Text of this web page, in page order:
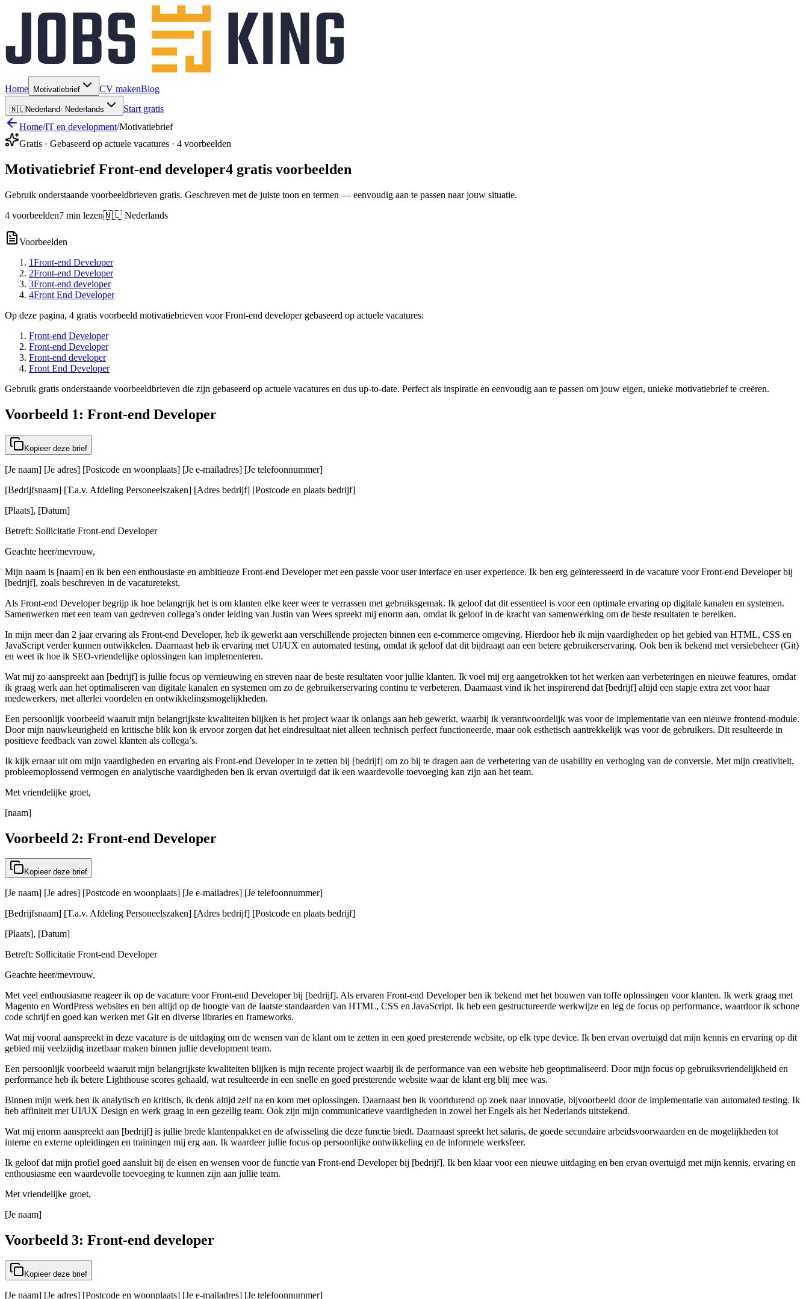
Home Motivatiebrief CV makenBlog
🇳🇱Nederland· Nederlands
Start gratis
Home/IT en development/Motivatiebrief
Gratis · Gebaseerd op actuele vacatures · 4 voorbeelden
Motivatiebrief Front-end developer4 gratis voorbeelden
Gebruik onderstaande voorbeeldbrieven gratis. Geschreven met de juiste toon en termen — eenvoudig aan te passen naar jouw situatie.
4 voorbeelden7 min lezen🇳🇱 Nederlands
Voorbeelden
1Front-end Developer
2Front-end Developer
3Front-end developer
4Front End Developer
Op deze pagina, 4 gratis voorbeeld motivatiebrieven voor Front-end developer gebaseerd op actuele vacatures:
Front-end Developer
Front-end Developer
Front-end developer
Front End Developer
Gebruik gratis onderstaande voorbeeldbrieven die zijn gebaseerd op actuele vacatures en dus up-to-date. Perfect als inspiratie en eenvoudig aan te passen om jouw eigen, unieke motivatiebrief te creëren.
Voorbeeld 1: Front-end Developer
Kopieer deze brief
[Je naam] [Je adres] [Postcode en woonplaats] [Je e-mailadres] [Je telefoonnummer]
[Bedrijfsnaam] [T.a.v. Afdeling Personeelszaken] [Adres bedrijf] [Postcode en plaats bedrijf]
[Plaats], [Datum]
Betreft: Sollicitatie Front-end Developer
Geachte heer/mevrouw,
Mijn naam is [naam] en ik ben een enthousiaste en ambitieuze Front-end Developer met een passie voor user interface en user experience. Ik ben erg geïnteresseerd in de vacature voor Front-end Developer bij
[bedrijf], zoals beschreven in de vacaturetekst.
Als Front-end Developer begrijp ik hoe belangrijk het is om klanten elke keer weer te verrassen met gebruiksgemak. Ik geloof dat dit essentieel is voor een optimale ervaring op digitale kanalen en systemen.
Samenwerken met een team van gedreven collega’s onder leiding van Justin van Wees spreekt mij enorm aan, omdat ik geloof in de kracht van samenwerking om de beste resultaten te bereiken.
In mijn meer dan 2 jaar ervaring als Front-end Developer, heb ik gewerkt aan verschillende projecten binnen een e-commerce omgeving. Hierdoor heb ik mijn vaardigheden op het gebied van HTML, CSS en
JavaScript verder kunnen ontwikkelen. Daarnaast heb ik ervaring met UI/UX en automated testing, omdat ik geloof dat dit bijdraagt aan een betere gebruikerservaring. Ook ben ik bekend met versiebeheer (Git)
en weet ik hoe ik SEO-vriendelijke oplossingen kan implementeren.
Wat mij zo aanspreekt aan [bedrijf] is jullie focus op vernieuwing en streven naar de beste resultaten voor jullie klanten. Ik voel mij erg aangetrokken tot het werken aan verbeteringen en nieuwe features, omdat
ik graag werk aan het optimaliseren van digitale kanalen en systemen om zo de gebruikerservaring continu te verbeteren. Daarnaast vind ik het inspirerend dat [bedrijf] altijd een stapje extra zet voor haar
medewerkers, met allerlei voordelen en ontwikkelingsmogelijkheden.
Een persoonlijk voorbeeld waaruit mijn belangrijkste kwaliteiten blijken is het project waar ik onlangs aan heb gewerkt, waarbij ik verantwoordelijk was voor de implementatie van een nieuwe frontend-module.
Door mijn nauwkeurigheid en kritische blik kon ik ervoor zorgen dat het eindresultaat niet alleen technisch perfect functioneerde, maar ook esthetisch aantrekkelijk was voor de gebruikers. Dit resulteerde in
positieve feedback van zowel klanten als collega’s.
Ik kijk ernaar uit om mijn vaardigheden en ervaring als Front-end Developer in te zetten bij [bedrijf] om zo bij te dragen aan de verbetering van de usability en verhoging van de conversie. Met mijn creativiteit,
probleemoplossend vermogen en analytische vaardigheden ben ik ervan overtuigd dat ik een waardevolle toevoeging kan zijn aan het team.
Met vriendelijke groet,
[naam]
Voorbeeld 2: Front-end Developer
Kopieer deze brief
[Je naam] [Je adres] [Postcode en woonplaats] [Je e-mailadres] [Je telefoonnummer]
[Bedrijfsnaam] [T.a.v. Afdeling Personeelszaken] [Adres bedrijf] [Postcode en plaats bedrijf]
[Plaats], [Datum]
Betreft: Sollicitatie Front-end Developer
Geachte heer/mevrouw,
Met veel enthousiasme reageer ik op de vacature voor Front-end Developer bij [bedrijf]. Als ervaren Front-end Developer ben ik bekend met het bouwen van toffe oplossingen voor klanten. Ik werk graag met
Magento en WordPress websites en ben altijd op de hoogte van de laatste standaarden van HTML, CSS en JavaScript. Ik heb een gestructureerde werkwijze en leg de focus op performance, waardoor ik schone
code schrijf en goed kan werken met Git en diverse libraries en frameworks.
Wat mij vooral aanspreekt in deze vacature is de uitdaging om de wensen van de klant om te zetten in een goed presterende website, op elk type device. Ik ben ervan overtuigd dat mijn kennis en ervaring op dit
gebied mij veelzijdig inzetbaar maken binnen jullie development team.
Een persoonlijk voorbeeld waaruit mijn belangrijkste kwaliteiten blijken is mijn recente project waarbij ik de performance van een website heb geoptimaliseerd. Door mijn focus op gebruiksvriendelijkheid en
performance heb ik betere Lighthouse scores gehaald, wat resulteerde in een snelle en goed presterende website waar de klant erg blij mee was.
Binnen mijn werk ben ik analytisch en kritisch, ik denk altijd zelf na en kom met oplossingen. Daarnaast ben ik voortdurend op zoek naar innovatie, bijvoorbeeld door de implementatie van automated testing. Ik
heb affiniteit met UI/UX Design en werk graag in een gezellig team. Ook zijn mijn communicatieve vaardigheden in zowel het Engels als het Nederlands uitstekend.
Wat mij enorm aanspreekt aan [bedrijf] is jullie brede klantenpakket en de afwisseling die deze functie biedt. Daarnaast spreekt het salaris, de goede secundaire arbeidsvoorwaarden en de mogelijkheden tot
interne en externe opleidingen en trainingen mij erg aan. Ik waardeer jullie focus op persoonlijke ontwikkeling en de informele werksfeer.
Ik geloof dat mijn profiel goed aansluit bij de eisen en wensen voor de functie van Front-end Developer bij [bedrijf]. Ik ben klaar voor een nieuwe uitdaging en ben ervan overtuigd met mijn kennis, ervaring en
enthousiasme een waardevolle toevoeging te kunnen zijn aan jullie team.
Met vriendelijke groet,
[Je naam]
Voorbeeld 3: Front-end developer
Kopieer deze brief
[Je naam] [Je adres] [Postcode en woonplaats] [Je e-mailadres] [Je telefoonnummer]